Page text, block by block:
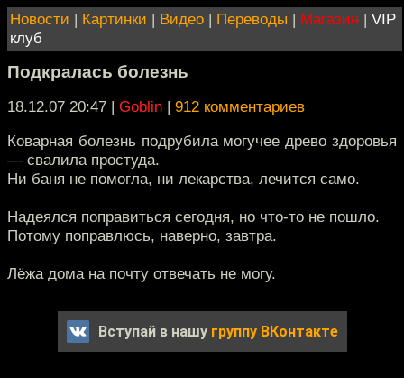
Новости | Картинки | Видео | Переводы | Магазин | VIP
клуб
Подкралась болезнь
18.12.07 20:47 | Goblin | 912 комментариев
Коварная болезнь подрубила могучее древо здоровья
— свалила простуда.
Ни баня не помогла, ни лекарства, лечится само.
Надеялся поправиться сегодня, но что-то не пошло.
Потому поправлюсь, наверно, завтра.
Лёжа дома на почту отвечать не могу.
Вступай в нашу группу ВКонтакте